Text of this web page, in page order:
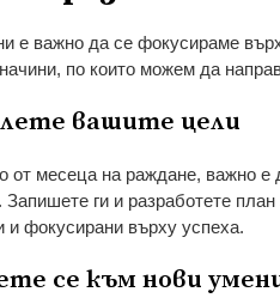
е важно да се фокусираме
по които можем да
вашите цели
от месеца на раждане, важно е
Запишете ги и разработете
и фокусирани върху успеха.
се към нови